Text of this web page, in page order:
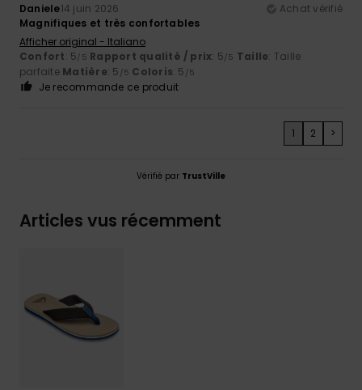
Daniele14 juin 2026
Achat vérifié
Magnifiques et très confortables
Afficher original - Italiano
Confort: 5/5 Rapport qualité / prix: 5/5 Taille: Taille
parfaite Matière: 5 /5 Coloris: 5 /5
Je recommande ce produit
1 2 >
Vérifié par TrustVille
Articles vus récemment